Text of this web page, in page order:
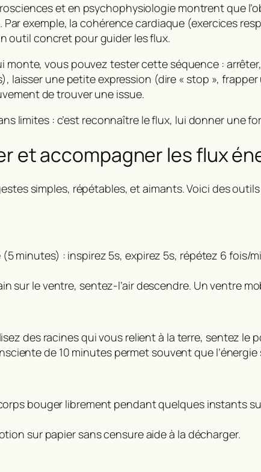
et en psychophysiologie montrent que
Par exemple, lacohérence cardiaque (exercices
outil concret pour guider les flux.
monte, vous pouvez tester cette séquence :
laisser une petite expression (dire « stop »,
de trouver une issue.
limites : c’est reconnaître le flux, lui donner une
et accompagner les flux
simples, répétables, et aimants. Voici des
minutes) : inspirez 5s, expirez 5s, répétez 6 fois/
sur le ventre, sentez-l’air descendre. Un ventre
des racines qui vous relient à la terre, sentez le
de 10 minutes permet souvent que l’énergie
bouger librement pendant quelques instants
sur papier sans censure aide à la décharger.